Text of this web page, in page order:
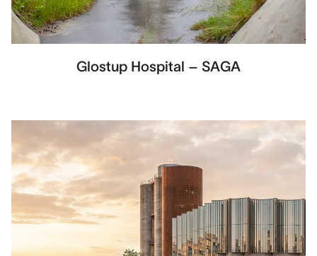
Glostup Hospital – SAGA